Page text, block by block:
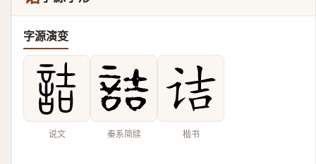
字源演变
说文 秦系简牍 楷书